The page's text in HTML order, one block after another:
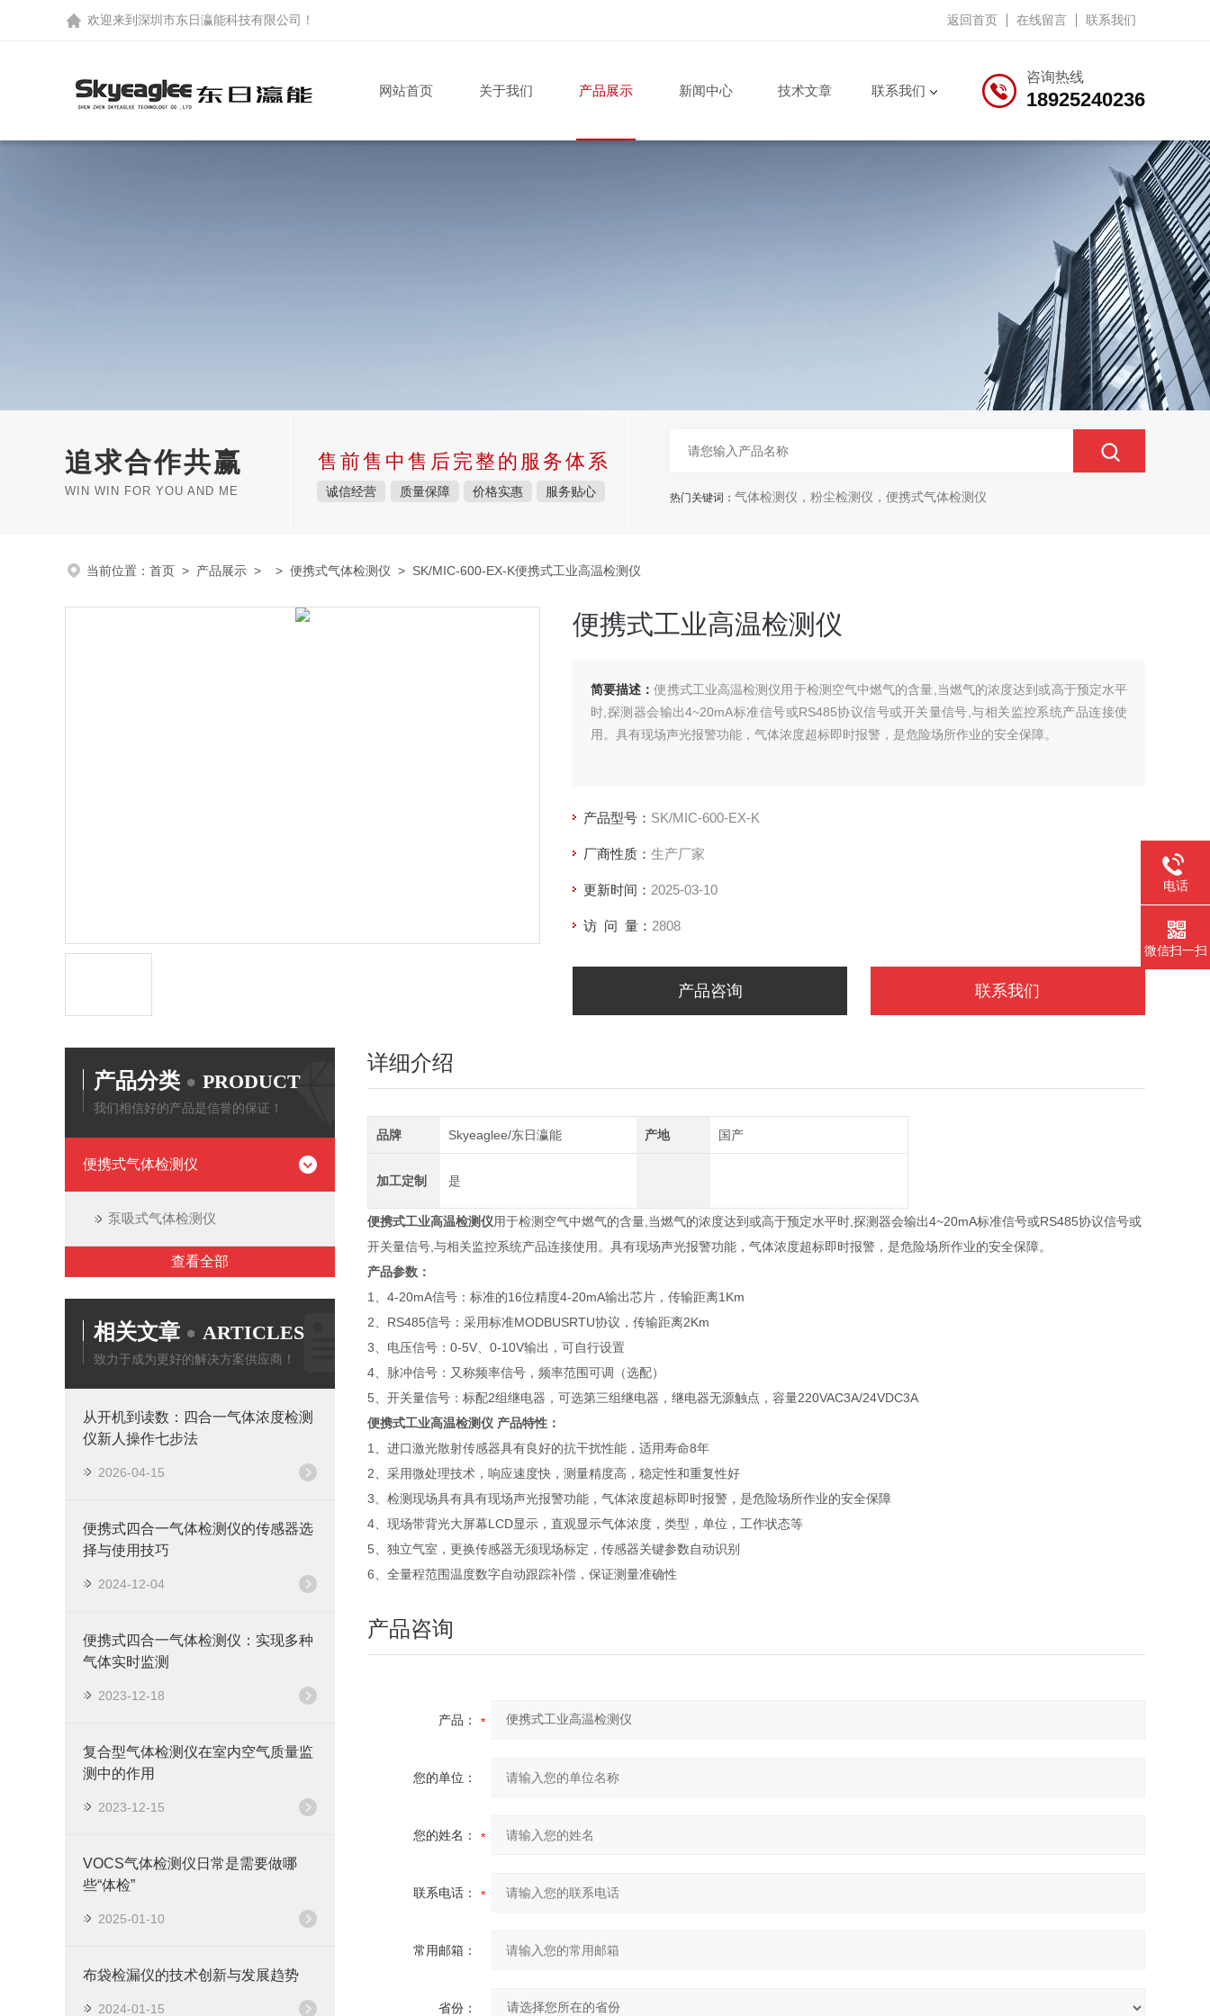
欢迎来到 深圳市东日瀛能科技有限公司 ！ 返回首页 在线留言 联系我们
咨询热线
18925240236
网站首页 关于我们 产品展示 新闻中心 技术文章 联系我们
追求合作共赢
WIN WIN FOR YOU AND ME
售前售中售后完整的服务体系
诚信经营 质量保障 价格实惠 服务贴心 热门关键词： 气体检测仪，粉尘检测仪，便携式气体检测仪
当前位置： 首页 > 产品展示 > > 便携式气体检测仪 > SK/MIC-600-EX-K便携式工业高温检测仪
便携式工业高温检测仪
简要描述：便携式工业高温检测仪用于检测空气中燃气的含量,当燃气的浓度达到或高于预定水平
时,探测器会输出4~20mA标准信号或RS485协议信号或开关量信号,与相关监控系统产品连接使
用。具有现场声光报警功能，气体浓度超标即时报警，是危险场所作业的安全保障。
产品型号： SK/MIC-600-EX-K
厂商性质： 生产厂家
更新时间： 2025-03-10
访 问 量： 2808
产品咨询 联系我们
产品分类 PRODUCT
我们相信好的产品是信誉的保证！
便携式气体检测仪
泵吸式气体检测仪
查看全部
相关文章 ARTICLES
致力于成为更好的解决方案供应商！
从开机到读数：四合一气体浓度检测
仪新人操作七步法
2026-04-15
便携式四合一气体检测仪的传感器选
择与使用技巧
2024-12-04
便携式四合一气体检测仪：实现多种
气体实时监测
2023-12-18
复合型气体检测仪在室内空气质量监
测中的作用
2023-12-15
VOCS气体检测仪日常是需要做哪
些“体检”
2025-01-10
布袋检漏仪的技术创新与发展趋势
2024-01-15
详细介绍
品牌 Skyeaglee/东日瀛能 产地 国产
加工定制 是
便携式工业高温检测仪用于检测空气中燃气的含量,当燃气的浓度达到或高于预定水平时,探测器会输出4~20mA标准信号或RS485协议信号或
开关量信号,与相关监控系统产品连接使用。具有现场声光报警功能，气体浓度超标即时报警，是危险场所作业的安全保障。
产品参数：
1、4-20mA信号：标准的16位精度4-20mA输出芯片，传输距离1Km
2、RS485信号：采用标准MODBUSRTU协议，传输距离2Km
3、电压信号：0-5V、0-10V输出，可自行设置
4、脉冲信号：又称频率信号，频率范围可调（选配）
5、开关量信号：标配2组继电器，可选第三组继电器，继电器无源触点，容量220VAC3A/24VDC3A
便携式工业高温检测仪 产品特性：
1、进口激光散射传感器具有良好的抗干扰性能，适用寿命8年
2、采用微处理技术，响应速度快，测量精度高，稳定性和重复性好
3、检测现场具有具有现场声光报警功能，气体浓度超标即时报警，是危险场所作业的安全保障
4、现场带背光大屏幕LCD显示，直观显示气体浓度，类型，单位，工作状态等
5、独立气室，更换传感器无须现场标定，传感器关键参数自动识别
6、全量程范围温度数字自动跟踪补偿，保证测量准确性
产品咨询
产品：
您的单位：
您的姓名：
联系电话：
常用邮箱：
省份：
电话
微信扫一扫